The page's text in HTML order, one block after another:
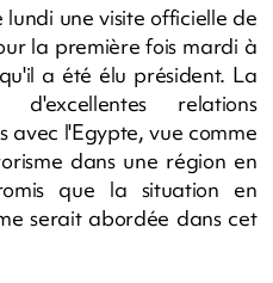
une visite officielle de
la première fois mardi à
a été élu président. La
relations
avec l'Egypte, vue comme
dans une région en
que la situation en
serait abordée dans cet